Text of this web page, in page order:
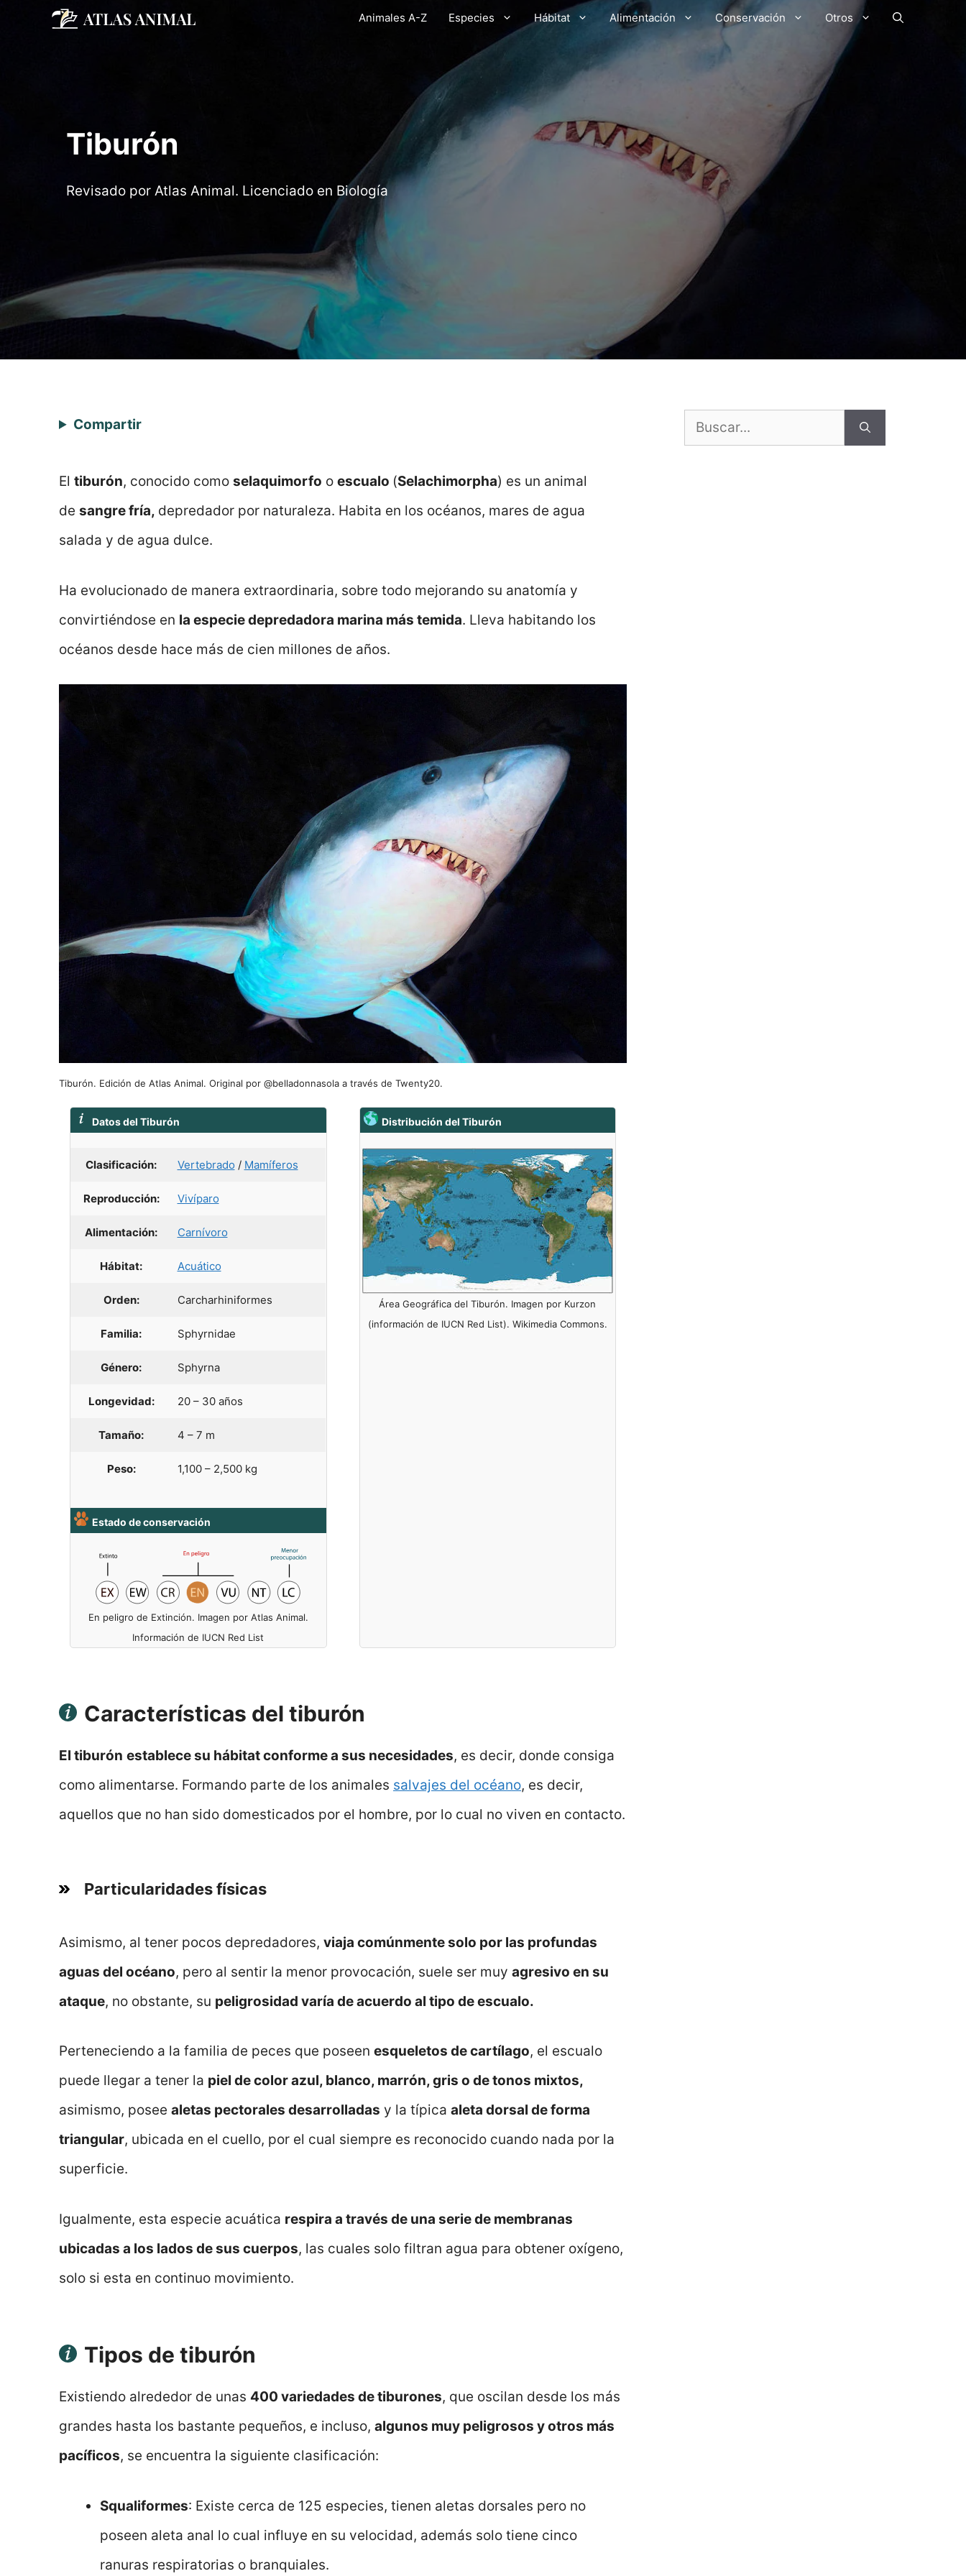
Animales A-Z Especies Hábitat Alimentación Conservación Otros
Tiburón
Revisado por Atlas Animal. Licenciado en Biología
Compartir
El tiburón, conocido como selaquimorfo o escualo (Selachimorpha) es un animal
de sangre fría, depredador por naturaleza. Habita en los océanos, mares de agua
salada y de agua dulce.
Ha evolucionado de manera extraordinaria, sobre todo mejorando su anatomía y
convirtiéndose en la especie depredadora marina más temida. Lleva habitando los
océanos desde hace más de cien millones de años.
Tiburón. Edición de Atlas Animal. Original por @belladonnasola a través de Twenty20.
Datos del Tiburón
Clasificación: Vertebrado / Mamíferos
Reproducción: Vivíparo
Alimentación: Carnívoro
Hábitat: Acuático
Orden: Carcharhiniformes
Familia: Sphyrnidae
Género: Sphyrna
Longevidad: 20 – 30 años
Tamaño: 4 – 7 m
Peso: 1,100 – 2,500 kg
Estado de conservación
En peligro de Extinción. Imagen por Atlas Animal.
Información de IUCN Red List
Distribución del Tiburón
Área Geográfica del Tiburón. Imagen por Kurzon
(información de IUCN Red List). Wikimedia Commons.
Características del tiburón
El tiburón establece su hábitat conforme a sus necesidades, es decir, donde consiga
como alimentarse. Formando parte de los animales salvajes del océano, es decir,
aquellos que no han sido domesticados por el hombre, por lo cual no viven en contacto.
Particularidades físicas
Asimismo, al tener pocos depredadores, viaja comúnmente solo por las profundas
aguas del océano, pero al sentir la menor provocación, suele ser muy agresivo en su
ataque, no obstante, su peligrosidad varía de acuerdo al tipo de escualo.
Perteneciendo a la familia de peces que poseen esqueletos de cartílago, el escualo
puede llegar a tener la piel de color azul, blanco, marrón, gris o de tonos mixtos,
asimismo, posee aletas pectorales desarrolladas y la típica aleta dorsal de forma
triangular, ubicada en el cuello, por el cual siempre es reconocido cuando nada por la
superficie.
Igualmente, esta especie acuática respira a través de una serie de membranas
ubicadas a los lados de sus cuerpos, las cuales solo filtran agua para obtener oxígeno,
solo si esta en continuo movimiento.
Tipos de tiburón
Existiendo alrededor de unas 400 variedades de tiburones, que oscilan desde los más
grandes hasta los bastante pequeños, e incluso, algunos muy peligrosos y otros más
pacíficos, se encuentra la siguiente clasificación:
Squaliformes: Existe cerca de 125 especies, tienen aletas dorsales pero no
poseen aleta anal lo cual influye en su velocidad, además solo tiene cinco
ranuras respiratorias o branquiales.
Buscar: